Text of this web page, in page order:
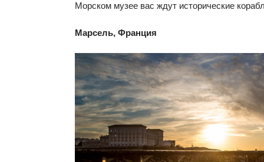
Морском музее вас ждут исторические
Марсель, Франция